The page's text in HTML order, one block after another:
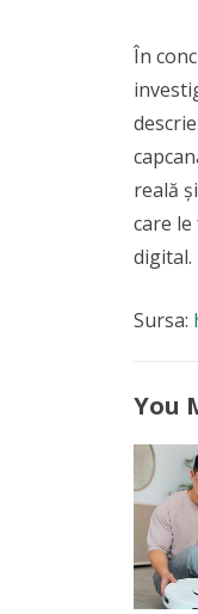
În
reală
care
digital.
Sursa:
You